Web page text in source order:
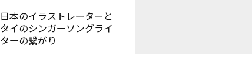
日本のイラストレーターと
タイのシンガーソングライ
ターの繋がり